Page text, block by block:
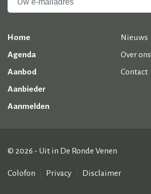
Home
Agenda
Aanbod
Aanbieder
Aanmelden
Nieuws
Over ons
Contact
© 2026 - Uit in De Ronde Venen
Colofon Privacy Disclaimer